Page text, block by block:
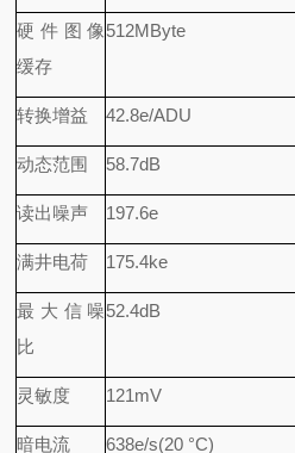
硬件图像
缓存
512MByte
转换增益 42.8e/ADU
动态范围 58.7dB
读出噪声 197.6e
满井电荷 175.4ke
最大信噪
比
52.4dB
灵敏度 121mV
暗电流 638e/s(20 °C)